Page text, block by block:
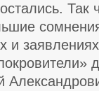
Так
и